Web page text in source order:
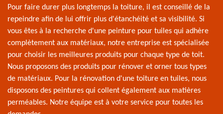
Pour faire durer plus longtemps la toiture, il est conseillé de la
repeindre afin de lui offrir plus d'étanchéité et sa visibilité. Si
vous êtes à la recherche d'une peinture pour tuiles qui adhère
complètement aux matériaux, notre entreprise est spécialisée
pour choisir les meilleures produits pour chaque type de toit.
Nous proposons des produits pour rénover et orner tous types
de matériaux. Pour la rénovation d'une toiture en tuiles, nous
disposons des peintures qui collent également aux matières
perméables. Notre équipe est à votre service pour toutes les